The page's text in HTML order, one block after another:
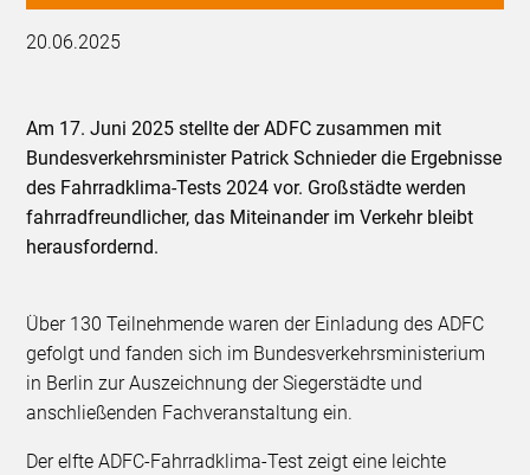
20.06.2025
Am 17. Juni 2025 stellte der ADFC zusammen mit
Bundesverkehrsminister Patrick Schnieder die Ergebnisse
des Fahrradklima-Tests 2024 vor. Großstädte werden
fahrradfreundlicher, das Miteinander im Verkehr bleibt
herausfordernd.
Über 130 Teilnehmende waren der Einladung des ADFC
gefolgt und fanden sich im Bundesverkehrsministerium
in Berlin zur Auszeichnung der Siegerstädte und
anschließenden Fachveranstaltung ein.
Der elfte ADFC-Fahrradklima-Test zeigt eine leichte